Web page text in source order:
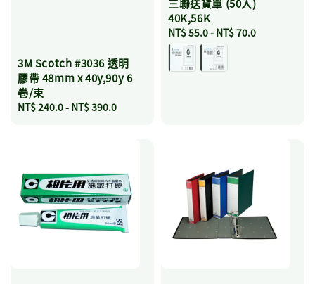
3M Scotch #3036 透明
膠帶 48mm x 40y,90y 6
卷/束
Regular
NT$ 240.0- NT$ 390.0
三聯送貨單 (50入)
40K,56K
Regular
price
NT$ 55.0- NT$ 70.0